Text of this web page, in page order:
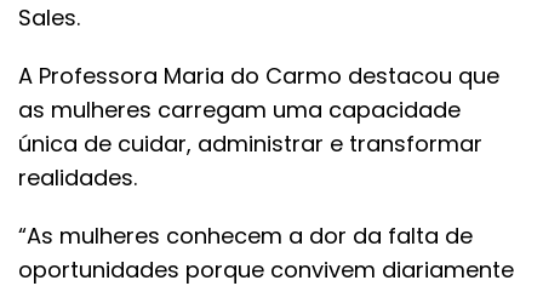
Sales.
A Professora Maria do Carmo destacou que
as mulheres carregam uma capacidade
única de cuidar, administrar e transformar
realidades.
“As mulheres conhecem a dor da falta de
oportunidades porque convivem diariamente